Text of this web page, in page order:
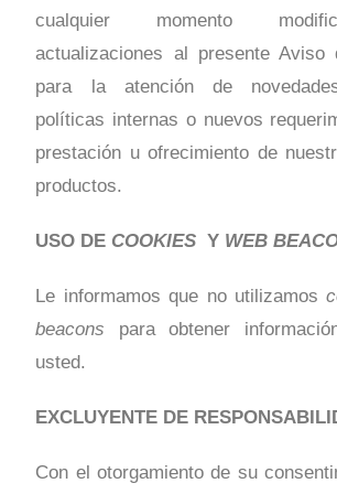
cualquier momento
actualizaciones al presente Aviso
para la atención de
políticas internas o nuevos
prestación u ofrecimiento de
productos.
USO DE COOKIES Y WEB
Le informamos que no utilizamos
beacons para obtener
usted.
EXCLUYENTE DE
Con el otorgamiento de su